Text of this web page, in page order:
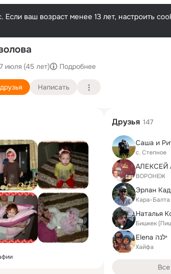
ваш возраст менее 13 лет, настроить
июля (45 лет) Подробнее
Написать
Друзья 147
Саша и
с. Степное
АЛЕКСЕЙ
ВОРОНЕЖ
Эрлан
Кара-Балта
Наталья
Бишкек
Elena ילנה
Хайфа